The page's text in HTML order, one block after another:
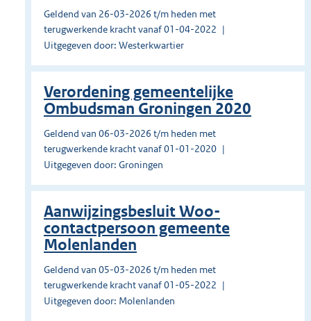
Geldend van 26-03-2026 t/m heden met
terugwerkende kracht vanaf 01-04-2022
Uitgegeven door: Westerkwartier
Verordening gemeentelijke
Ombudsman Groningen 2020
Geldend van 06-03-2026 t/m heden met
terugwerkende kracht vanaf 01-01-2020
Uitgegeven door: Groningen
Aanwijzingsbesluit Woo-
contactpersoon gemeente
Molenlanden
Geldend van 05-03-2026 t/m heden met
terugwerkende kracht vanaf 01-05-2022
Uitgegeven door: Molenlanden